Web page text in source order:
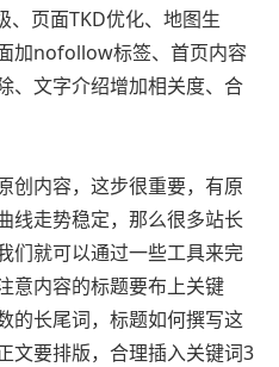
、页面TKD优化、地图生
加nofollow标签、首页内容
、文字介绍增加相关度、合
创内容，这步很重要，有原
线走势稳定，那么很多站长
们就可以通过一些工具来完
意内容的标题要布上关键
的长尾词，标题如何撰写这
文要排版，合理插入关键词3